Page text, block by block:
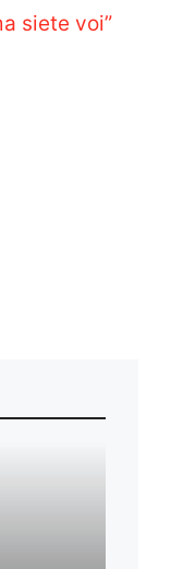
siete voi”